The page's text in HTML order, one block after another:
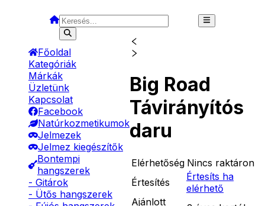
Főoldal
Kategóriák
Márkák
Üzletünk
Kapcsolat
Facebook
Natúrkozmetikumok
Jelmezek
Jelmez kiegészítők
Bontempi
hangszerek
- Gitárok
- Ütős hangszerek
Big Road
Távirányítós
daru
Elérhetőség Nincs raktáron
Értesítés
Értesíts ha
elérhető
Ajánlott